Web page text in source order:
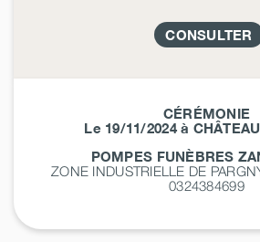
CONSULTER
CÉRÉMONIE
Le 19/11/2024 à
POMPES FUNÈBRES
ZONE INDUSTRIELLE DE
0324384699